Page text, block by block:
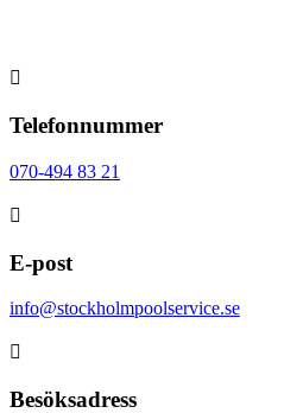

Telefonnummer
070-494 83 21

E-post
info@stockholmpoolservice.se

Besöksadress